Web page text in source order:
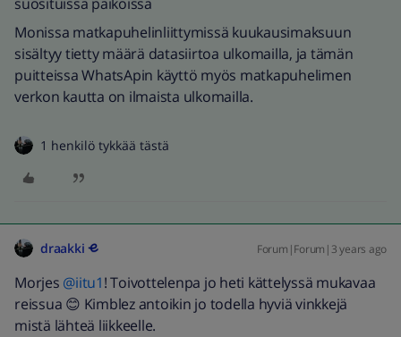
Monissa matkapuhelinliittymissä kuukausimaksuun
sisältyy tietty määrä datasiirtoa ulkomailla, ja tämän
puitteissa WhatsApin käyttö myös matkapuhelimen
verkon kautta on ilmaista ulkomailla.
1 henkilö tykkää tästä
draakki Forum|Forum|3 years ago
Morjes @iitu1! Toivottelenpa jo heti kättelyssä mukavaa
reissua 😊 Kimblez antoikin jo todella hyviä vinkkejä
mistä lähteä liikkeelle.